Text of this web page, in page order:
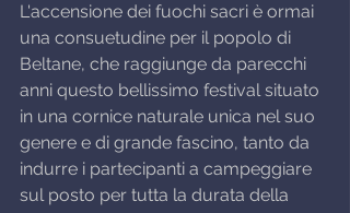
L'accensione dei fuochi sacri è ormai
una consuetudine per il popolo di
Beltane, che raggiunge da parecchi
anni questo bellissimo festival situato
in una cornice naturale unica nel suo
genere e di grande fascino, tanto da
indurre i partecipanti a campeggiare
sul posto per tutta la durata della